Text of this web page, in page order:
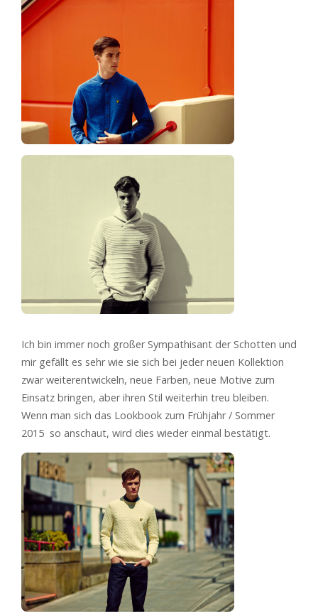
Ich bin immer noch großer Sympathisant der Schotten und
mir gefällt es sehr wie sie sich bei jeder neuen Kollektion
zwar weiterentwickeln, neue Farben, neue Motive zum
Einsatz bringen, aber ihren Stil weiterhin treu bleiben.
Wenn man sich das Lookbook zum Frühjahr / Sommer
2015 so anschaut, wird dies wieder einmal bestätigt.